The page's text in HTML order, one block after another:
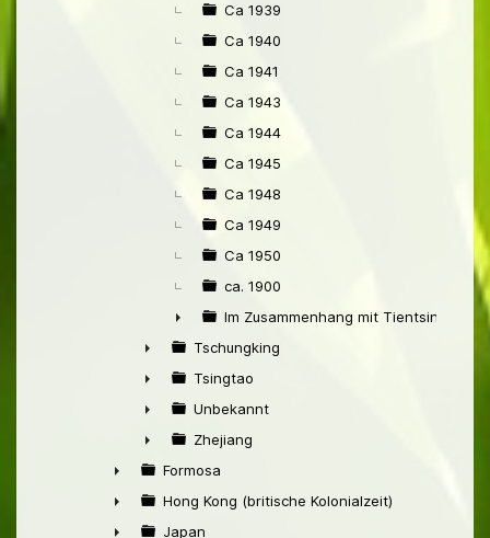
Ca 1939
Ca 1940
Ca 1941
Ca 1943
Ca 1944
Ca 1945
Ca 1948
Ca 1949
Ca 1950
ca. 1900
►
Im Zusammenhang mit Tientsin
►
Tschungking
►
Tsingtao
►
Unbekannt
►
Zhejiang
►
Formosa
►
Hong Kong (britische Kolonialzeit)
Japan